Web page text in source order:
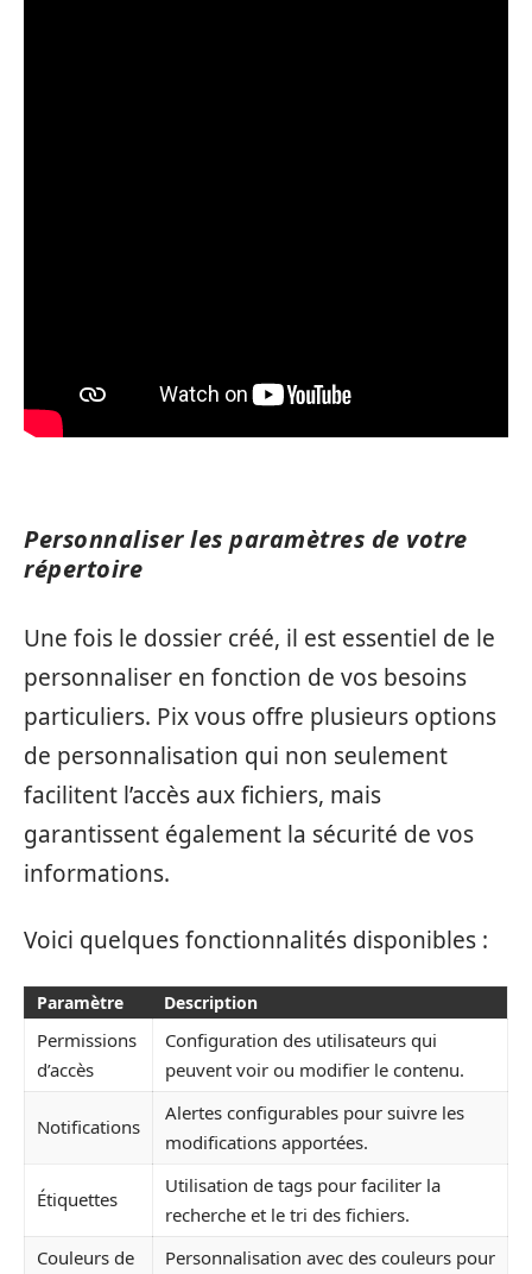
Personnaliser les paramètres de votre
répertoire
Une fois le dossier créé, il est essentiel de le
personnaliser en fonction de vos besoins
particuliers. Pix vous offre plusieurs options
de personnalisation qui non seulement
facilitent l’accès aux fichiers, mais
garantissent également la sécurité de vos
informations.
Voici quelques fonctionnalités disponibles :
Paramètre Description
Permissions
d’accès
Configuration des utilisateurs qui
peuvent voir ou modifier le contenu.
Notifications
Alertes configurables pour suivre les
modifications apportées.
Étiquettes
Utilisation de tags pour faciliter la
recherche et le tri des fichiers.
Couleurs de
Personnalisation avec des couleurs pour